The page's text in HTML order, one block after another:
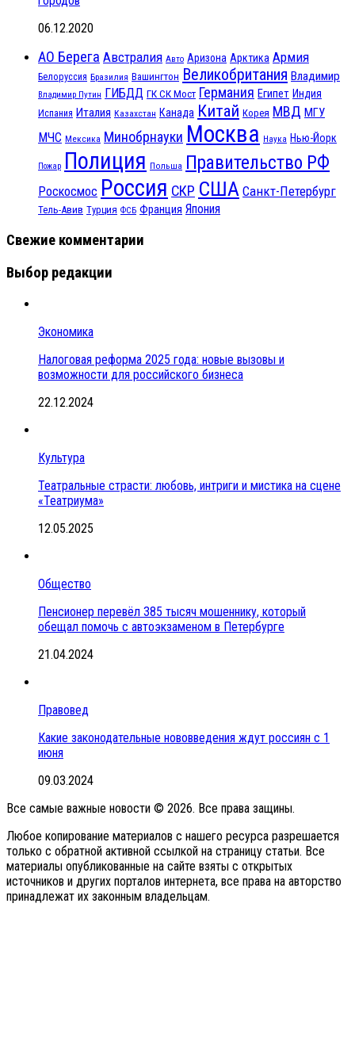
06.12.2020
АО Берега Австралия Авто Аризона Арктика Армия
Белоруссия Бразилия Вашингтон Великобритания Владимир
Владимир Путин ГИБДД ГК СК Мост Германия Египет Индия
Испания Италия Казахстан Канада Китай Корея МВД МГУ
МЧС Мексика Минобрнауки Москва Наука Нью-Йорк
Пожар Полиция Польша Правительство РФ
Роскосмос Россия СКР США Санкт-Петербург
Тель-Авив Турция ФСБ Франция Япония
Свежие комментарии
Выбор редакции
Экономика
Налоговая реформа 2025 года: новые вызовы и
возможности для российского бизнеса
22.12.2024
Культура
Театральные страсти: любовь, интриги и мистика на сцене
«Театриума»
12.05.2025
Общество
Пенсионер перевёл 385 тысяч мошеннику, который
обещал помочь с автоэкзаменом в Петербурге
21.04.2024
Правовед
Какие законодательные нововведения ждут россиян с 1
июня
09.03.2024
Все самые важные новости © 2026. Все права защины.
Любое копирование материалов с нашего ресурса разрешается
только с обратной активной ссылкой на страницу статьи. Все
материалы опубликованные на сайте взяты с открытых
источников и других порталов интернета, все права на авторство
принадлежат их законным владельцам.